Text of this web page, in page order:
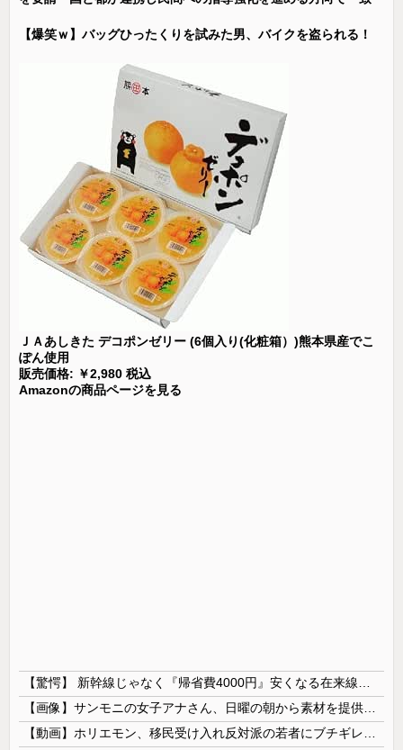
【爆笑ｗ】バッグひったくりを試みた男、バイクを盗られる！
ＪＡあしきた デコポンゼリー (6個入り(化粧箱）)熊本県産でこ
ぽん使用
販売価格: ￥2,980 税込
Amazonの商品ページを見る